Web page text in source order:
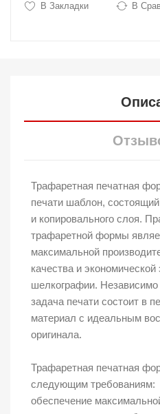
В Закладки В
Трафаретная печатная
печати шаблон,
и копировального слоя.
трафаретной формы
максимальной
качества и
шелкографии. Независимо
задача печати состоит в
материал с идеальным
оригинала.
Трафаретная печатная
следующим требованиям:
обеспечение